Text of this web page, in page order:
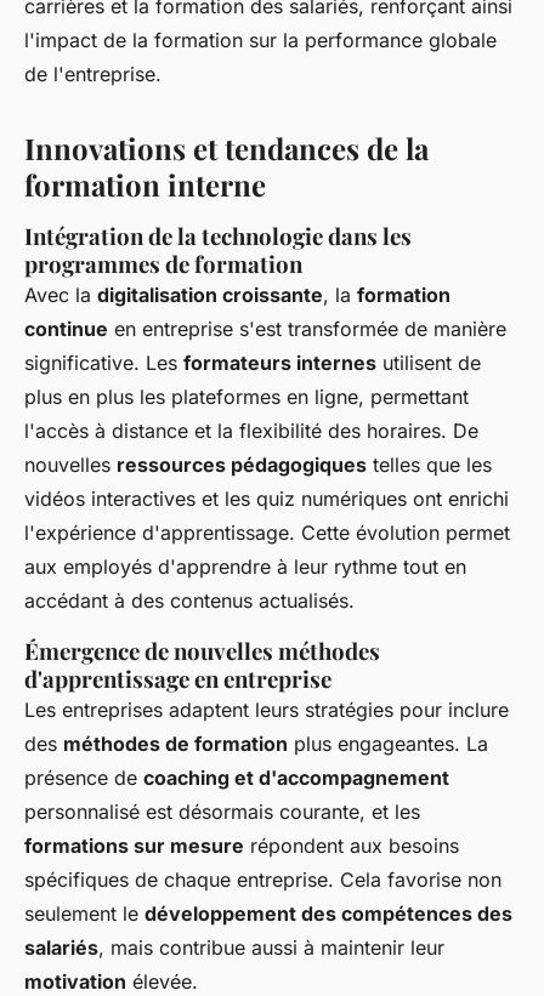
carrières et la formation des salariés, renforçant ainsi
l'impact de la formation sur la performance globale
de l'entreprise.
Innovations et tendances de la
formation interne
Intégration de la technologie dans les
programmes de formation
Avec la digitalisation croissante, la formation
continue en entreprise s'est transformée de manière
significative. Les formateurs internes utilisent de
plus en plus les plateformes en ligne, permettant
l'accès à distance et la flexibilité des horaires. De
nouvelles ressources pédagogiques telles que les
vidéos interactives et les quiz numériques ont enrichi
l'expérience d'apprentissage. Cette évolution permet
aux employés d'apprendre à leur rythme tout en
accédant à des contenus actualisés.
Émergence de nouvelles méthodes
d'apprentissage en entreprise
Les entreprises adaptent leurs stratégies pour inclure
des méthodes de formation plus engageantes. La
présence de coaching et d'accompagnement
personnalisé est désormais courante, et les
formations sur mesure répondent aux besoins
spécifiques de chaque entreprise. Cela favorise non
seulement le développement des compétences des
salariés, mais contribue aussi à maintenir leur
motivation élevée.